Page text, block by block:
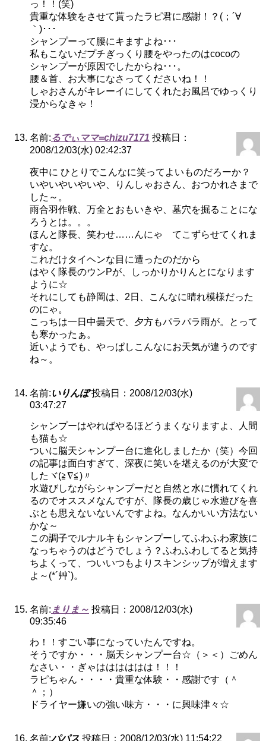
っ！！(笑)
貴重な体験をさせて貰ったラピ君に感謝！？(；´∀
｀)･･･
シャンプーって腰にキますよね･･･
私もこないだプチぎっくり腰をやったのはcocoの
シャンプーが原因でしたからね･･･。
腰＆首、お大事になさってくださいね！！
しゃおさんがキレーイにしてくれたお風呂でゆっくり
浸からなきゃ！
名前:るでぃママ=chizu7171 投稿日：
2008/12/03(水) 02:42:37
夜中に ひとりでこんなに笑ってよいものだろーか？
いやいやいやいや、りんしゃおさん、おつかれさまで
した～。
雨合羽作戦、万全とおもいきや、墓穴を掘ることにな
ろうとは。。。
ほんと隊長、笑わせ……んにゃ てこずらせてくれま
すな。
これだけタイヘンな目に遭ったのだから
はやく隊長のウンPが、しっかりかりんとになります
ように☆
それにしても静岡は、2日、こんなに晴れ模様だった
のにゃ。
こっちは一日中曇天で、夕方もパラパラ雨が。とって
も寒かったぁ。
近いようでも、やっぱしこんなにお天気が違うのです
ね～。
名前:いりんぼ 投稿日：2008/12/03(水)
03:47:27
シャンプーはやればやるほどうまくなりますよ、人間
も猫も☆
ついに脳天シャンプー台に進化しましたか（笑）今回
の記事は面白すぎて、深夜に笑いを堪えるのが大変で
したヾ(≧∇≦)〃
水遊びしながらシャンプーだと自然と水に慣れてくれ
るのでオススメなんですが、隊長の歳じゃ水遊びを喜
ぶとも思えないないんですよね。なんかいい方法ない
かな～
この調子でルナルキもシャンプーしてふわふわ家族に
なっちゃうのはどうでしょう？ふわふわしてると気持
ちよくって、ついいつもよりスキンシップが増えます
よ～(*´艸`)。
名前: まりま～ 投稿日：2008/12/03(水)
09:35:46
わ！！すごい事になっていたんですね。
そうですか・・・脳天シャンプー台☆（＞＜）ごめん
なさい・・ぎゃはははははは！！！
ラピちゃん・・・・貴重な体験・・感謝です（＾
＾；）
ドライヤー嫌いの強い味方・・・に興味津々☆
名前:パパス 投稿日：2008/12/03(水) 11:54:22